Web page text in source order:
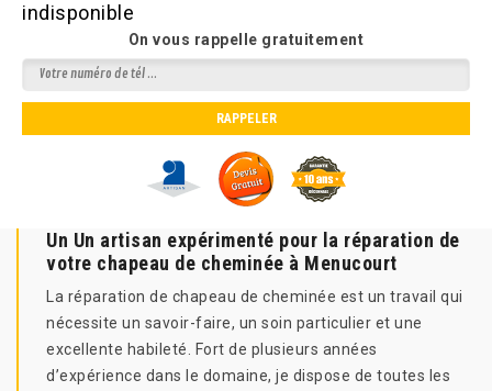
indisponible
On vous rappelle gratuitement
Un Un artisan expérimenté pour la réparation de
votre chapeau de cheminée à Menucourt
La réparation de chapeau de cheminée est un travail qui
nécessite un savoir-faire, un soin particulier et une
excellente habileté. Fort de plusieurs années
d’expérience dans le domaine, je dispose de toutes les